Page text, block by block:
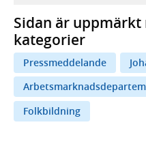
Sidan är
kategorier
Pressmeddelande
Folkbildning